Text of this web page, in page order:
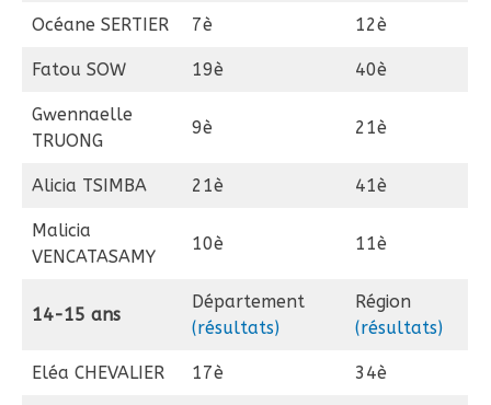
Océane SERTIER 7è 12è
Fatou SOW 19è 40è
Gwennaelle
TRUONG
9è 21è
Alicia TSIMBA 21è 41è
Malicia
VENCATASAMY
10è 11è
14-15 ans
Département
(résultats)
Région
(résultats)
Eléa CHEVALIER 17è 34è